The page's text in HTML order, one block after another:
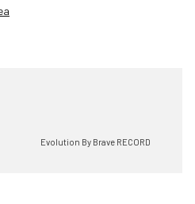
Evolution By Brave RECORD